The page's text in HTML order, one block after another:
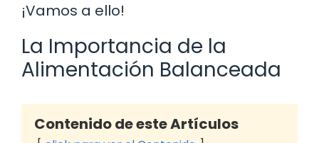
¡Vamos a ello!
La Importancia de la
Alimentación Balanceada
Contenido de este Artículos